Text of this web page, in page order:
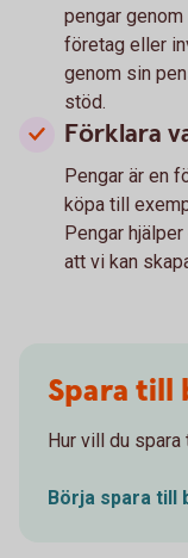
pengar
företag eller
genom sin
stöd.
Förklara
Pengar är en
köpa till
Pengar
att vi kan
Spara till
Hur vill du
Börja spara till